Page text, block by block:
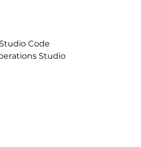
Code
Studio